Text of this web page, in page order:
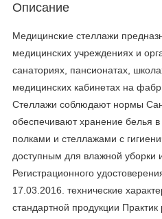
Описание
Медицинские стеллажи
медицинских учреждениях и
санаториях, пансионатах,
медицинских кабинетах на
Стеллажи соблюдают нормы
обеспечивают хранение белья
полками и стеллажами с
доступным для влажной уборки
Регистрационного
17.03.2016. технические
стандартной продукции